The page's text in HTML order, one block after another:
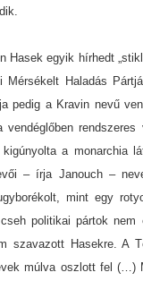
Hasek egyik hírhedt
Haladás
pedig a Kravin nevű
a monarchia
– írja Janouch –
mint egy
politikai pártok nem
szavazott Hasekre. A
múlva oszlott fel (…)